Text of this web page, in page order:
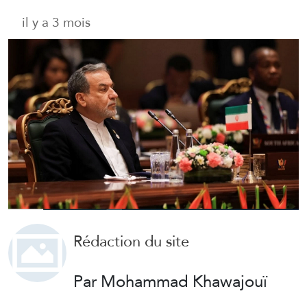
il y a 3 mois
Rédaction du site
Par Mohammad Khawajouï